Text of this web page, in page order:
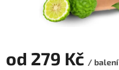
od 279 Kč / balení